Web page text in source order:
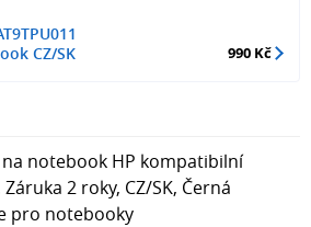
CZ/SK
990 Kč
notebook HP kompatibilní
Záruka 2 roky, CZ/SK, Černá
pro notebooky